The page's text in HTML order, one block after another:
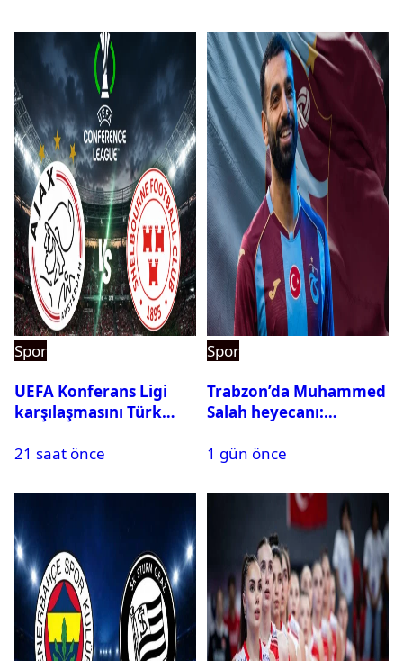
Spor
UEFA Konferans Ligi
karşılaşmasını Türk
21 saat önce
Spor
Trabzon’da Muhammed
Salah heyecanı:
tükeniyor
1 gün önce